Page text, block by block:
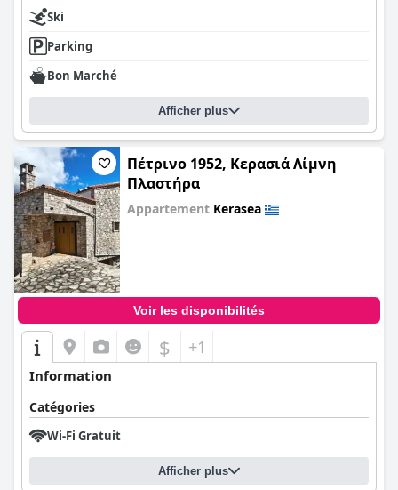
Ski
Parking
Bon Marché
Afficher plus
Πέτρινο 1952, Κερασιά Λίμνη
Πλαστήρα
Appartement Kerasea
Voir les disponibilités
$ +1
Information
Catégories
Wi-Fi Gratuit
Afficher plus